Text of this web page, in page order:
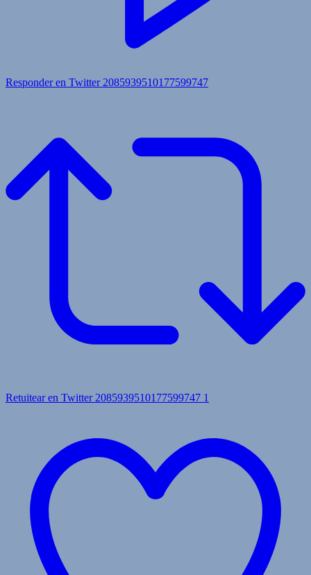
Responder en Twitter 2085939510177599747
Retuitear en Twitter 2085939510177599747 1